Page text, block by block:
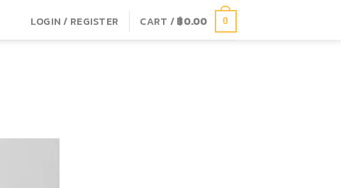
LOGIN / REGISTER CART /฿0.00 0